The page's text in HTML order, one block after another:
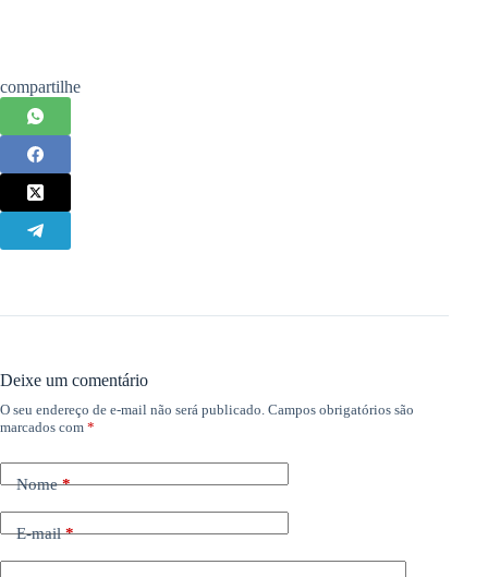
compartilhe
Deixe um comentário
O seu endereço de e-mail não será publicado. Campos obrigatórios são
marcados com *
Nome*
E-mail*